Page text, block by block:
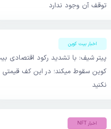
توقف آن وجود ندارد
اخبار بیت کوین
پیتر شیف: با تشدید رکود اقتصادی
کوین سقوط میکند؛ در این کف قیمتی
نکنید
اخبار NFT